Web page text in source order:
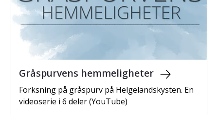
Gråspurvens hemmeligheter
Forksning på gråspurv på Helgelandskysten. En
videoserie i 6 deler (YouTube)